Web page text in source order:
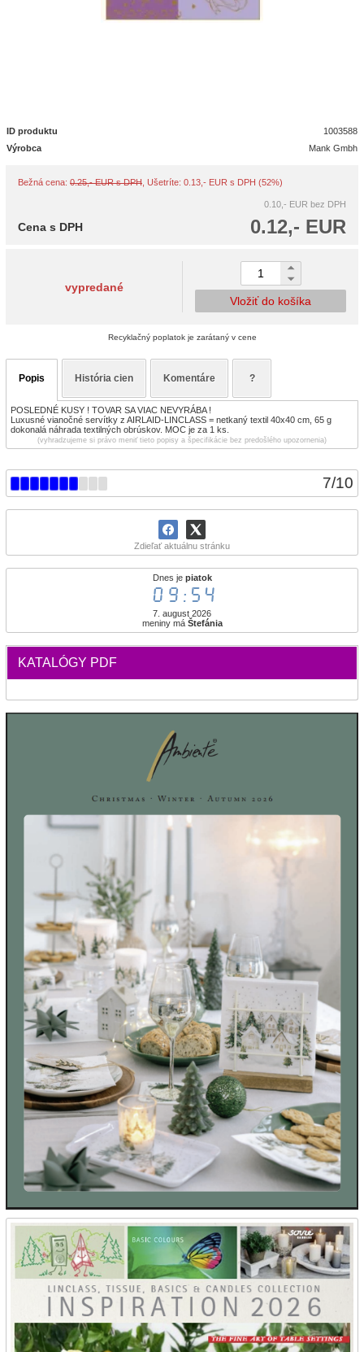
7/10
Zdieľať aktuálnu stránku
Dnes je piatok
09:54
7. august 2026
meniny má Štefánia
KATALÓGY PDF
ID produktu
1003588
Výrobca
Mank Gmbh
Bežná cena: 0.25,- EUR s DPH , Ušetríte: 0.13,- EUR s DPH (52%)
0.10,- EUR bez DPH
0.12,- EUR
Cena s DPH
vypredané
Vložiť do košíka
Recyklačný poplatok je zarátaný v cene
Popis História cien Komentáre ?
POSLEDNÉ KUSY ! TOVAR SA VIAC NEVYRÁBA !
Luxusné vianočné servítky z AIRLAID-LINCLASS = netkaný textil 40x40 cm, 65 g
dokonalá náhrada textilných obrúskov. MOC je za 1 ks.
(vyhradzujeme si právo meniť tieto popisy a špecifikácie bez predošlého upozornenia)